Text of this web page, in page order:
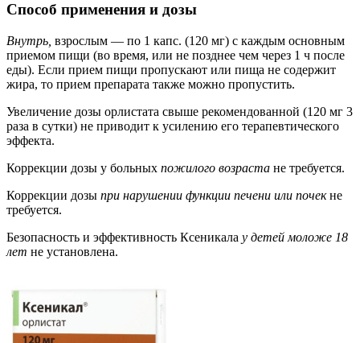
Способ применения и дозы
Внутрь, взрослым — по 1 капс. (120 мг) с каждым основным
приемом пищи (во время, или не позднее чем через 1 ч после
еды). Если прием пищи пропускают или пища не содержит
жира, то прием препарата также можно пропустить.
Увеличение дозы орлистата свыше рекомендованной (120 мг 3
раза в сутки) не приводит к усилению его терапевтического
эффекта.
Коррекции дозы у больных пожилого возраста не требуется.
Коррекции дозы при нарушении функции печени или почекне
требуется.
Безопасность и эффективность Ксеникала у детей моложе 18
лет не установлена.